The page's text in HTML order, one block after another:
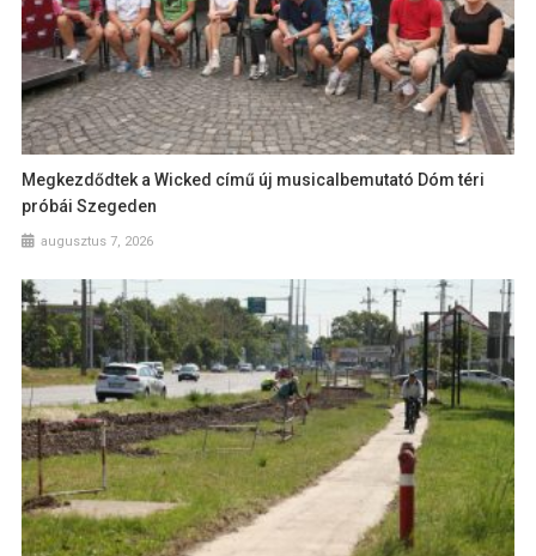
Megkezdődtek a Wicked című új musicalbemutató Dóm téri
próbái Szegeden
augusztus 7, 2026